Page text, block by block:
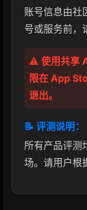
账号信息由社
号或服务前，
⚠️ 使用共享
限在 App
退出。
📝 评测说明：
所有产品评测
场。请用户根